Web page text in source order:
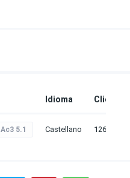
Idioma Clicks
5.1 Castellano 126